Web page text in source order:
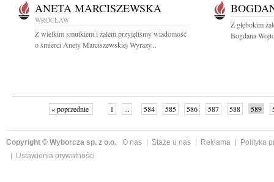
ANETA MARCISZEWSKA
WROCŁAW
Z wielkim smutkiem i żalem przyjęliśmy wiadomość
o śmierci Anety Marciszewskiej Wyrazy...
Z głębokim
Bogdana
« poprzednie 1 ... 584 585 586 587 588 589
Copyright © Wyborcza sp. z o.o. O nas Staże u nas Reklama
Polityka
Ustawienia prywatności